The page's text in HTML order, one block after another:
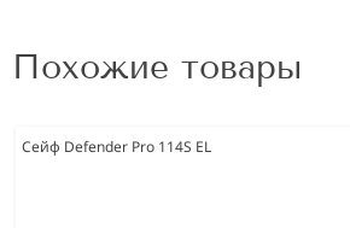
Похожие товары
Сейф Defender Pro 114S EL